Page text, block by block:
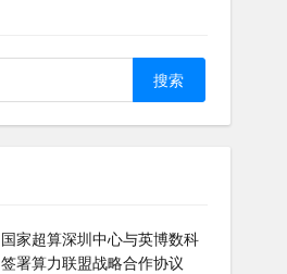
国家超算深圳中心与英博数科
签署算力联盟战略合作协议